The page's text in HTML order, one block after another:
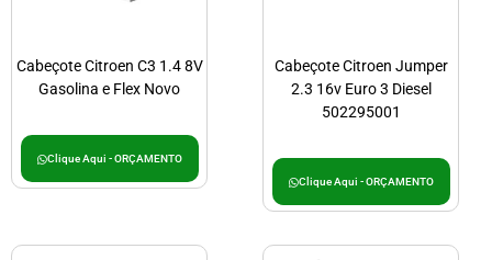
Cabeçote Citroen C3 1.4 8V
Gasolina e Flex Novo
Clique Aqui - ORÇAMENTO
Cabeçote Citroen Jumper
2.3 16v Euro 3 Diesel
502295001
Clique Aqui - ORÇAMENTO